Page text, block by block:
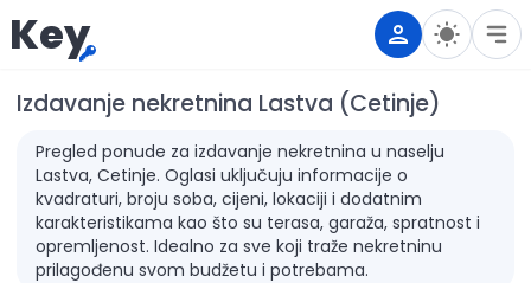
Key
Izdavanje nekretnina Lastva (Cetinje)
Pregled ponude za izdavanje nekretnina u naselju
Lastva, Cetinje. Oglasi uključuju informacije o
kvadraturi, broju soba, cijeni, lokaciji i dodatnim
karakteristikama kao što su terasa, garaža, spratnost i
opremljenost. Idealno za sve koji traže nekretninu
prilagođenu svom budžetu i potrebama.